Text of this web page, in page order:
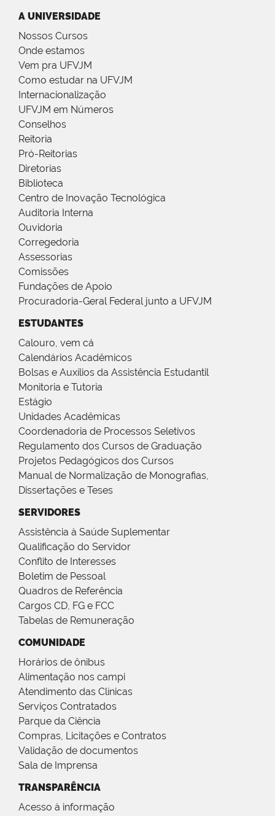
A UNIVERSIDADE
Nossos Cursos
Onde estamos
Vem pra UFVJM
Como estudar na UFVJM
Internacionalização
UFVJM em Números
Conselhos
Reitoria
Pró-Reitorias
Diretorias
Biblioteca
Centro de Inovação Tecnológica
Auditoria Interna
Ouvidoria
Corregedoria
Assessorias
Comissões
Fundações de Apoio
Procuradoria-Geral Federal junto a UFVJM
ESTUDANTES
Calouro, vem cá
Calendários Acadêmicos
Bolsas e Auxílios da Assistência Estudantil
Monitoria e Tutoria
Estágio
Unidades Acadêmicas
Coordenadoria de Processos Seletivos
Regulamento dos Cursos de Graduação
Projetos Pedagógicos dos Cursos
Manual de Normalização de Monografias,
Dissertações e Teses
SERVIDORES
Assistência à Saúde Suplementar
Qualificação do Servidor
Conflito de Interesses
Boletim de Pessoal
Quadros de Referência
Cargos CD, FG e FCC
Tabelas de Remuneração
COMUNIDADE
Horários de ônibus
Alimentação nos campi
Atendimento das Clínicas
Serviços Contratados
Parque da Ciência
Compras, Licitações e Contratos
Validação de documentos
Sala de Imprensa
TRANSPARÊNCIA
Acesso à informação